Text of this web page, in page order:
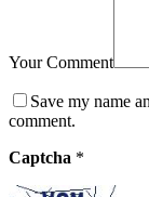
Your Comment
Save my name
comment.
Captcha *